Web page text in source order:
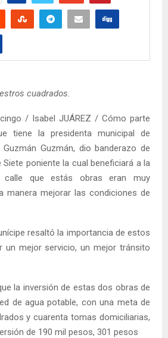
cuadrados.
/ Isabel JUÁREZ / Cómo parte
tiene la presidenta municipal de
Guzmán Guzmán, dio banderazo de
poniente la cual beneficiará a la
calle que estás obras eran muy
manera mejorar las condiciones de
resaltó la importancia de estos
un mejor servicio, un mejor tránsito
la inversión de estas dos obras de
de agua potable, con una meta de
y cuarenta tomas domiciliarias,
de 190 mil pesos, 301 pesos